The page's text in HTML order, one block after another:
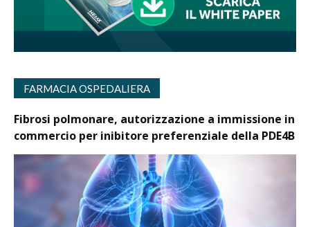
FARMACIA OSPEDALIERA
Fibrosi polmonare, autorizzazione a immissione in
commercio per inibitore preferenziale della PDE4B